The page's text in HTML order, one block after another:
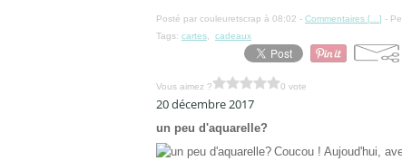
Posté par couleuretscrap à 08:02 - Commentaires [ ] -
Tags: cartes cadeaux
Vous aimez ? 0 vote
20 décembre 2017
un peu d'aquarelle?
Coucou ! Aujoud'hui,